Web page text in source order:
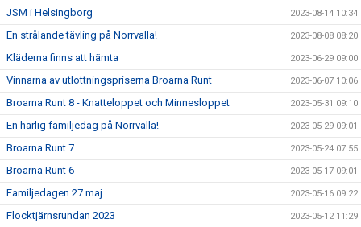
JSM i Helsingborg 2023-08-14 10:34
En strålande tävling på Norrvalla! 2023-08-08 08:20
Kläderna finns att hämta 2023-06-29 09:00
Vinnarna av utlottningspriserna Broarna Runt 2023-06-07 10:06
Broarna Runt 8 - Knatteloppet och Minnesloppet 2023-05-31 09:10
En härlig familjedag på Norrvalla! 2023-05-29 09:01
Broarna Runt 7 2023-05-24 07:55
Broarna Runt 6 2023-05-17 09:01
Familjedagen 27 maj 2023-05-16 09:22
Flocktjärnsrundan 2023 2023-05-12 11:29